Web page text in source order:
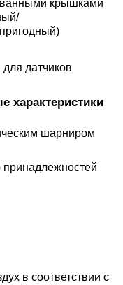
крышками
для датчиков
характеристики
шарниром
принадлежностей
в соответствии с